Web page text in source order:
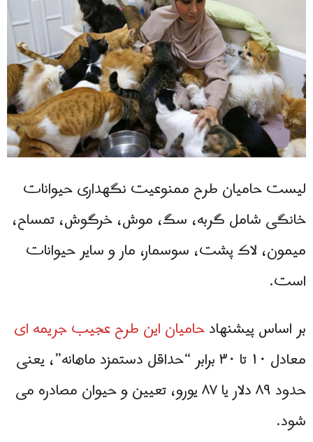
لیست حامیان طرح ممنوعیت نگهداری حیوانات
خانگی شامل گربه، سگ، موش، خرگوش، تمساح،
میمون، لاک پشت، سوسمار، مار و سایر حیوانات
است.
بر اساس پیشنهادحامیان این طرح عجیب جریمه ای
معادل ۱۰ تا ۳۰ برابر “حداقل دستمزد ماهانه”، یعنی
حدود ۸۹ دلار یا ۸۷ یورو، تعیین و حیوان مصادره می
شود.